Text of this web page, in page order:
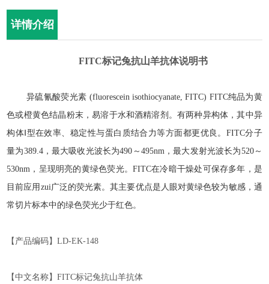
详情介绍
FITC标记兔抗山羊抗体说明书
异硫氰酸荧光素 (fluorescein isothiocyanate, FITC) FITC纯品为黄
色或橙黄色结晶粉末，易溶于水和酒精溶剂。有两种异构体，其中异
构体 型在效率、稳定性与蛋白质结合力等方面都更优良。 FITC分子
量为389.4，最大吸收光波长为490 ～ 495nm，最大发射光波长为520～
530nm ，呈现明亮的黄绿色荧光。 FITC在冷暗干燥处可保存多年，是
目前应用zui广泛的荧光素。其主要优点是人眼对黄绿色较为敏感，通
常切片标本中的绿色荧光少于红色。
【产品编码】LD-EK-148
【中文名称】FITC标记兔抗山羊抗体